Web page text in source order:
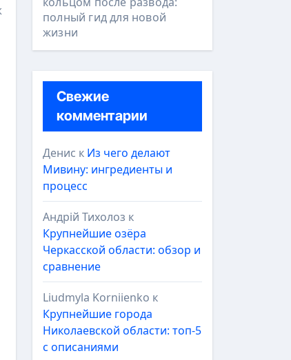
полный гид для новой
жизни
Свежие
комментарии
Денис к Из чего делают
Мивину: ингредиенты и
процесс
Андрій Тихолоз к
Крупнейшие озёра
Черкасской области: обзор и
сравнение
Liudmyla Korniienko к
Крупнейшие города
Николаевской области: топ-5
с описаниями